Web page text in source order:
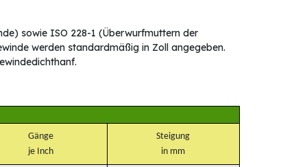
sowie ISO 228-1 (Überwurfmuttern der
werden standardmäßig in Zoll angegeben.
Gänge
je Inch
Steigung
in mm